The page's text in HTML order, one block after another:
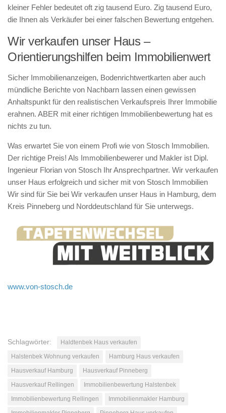
kleiner Fehler bedeutet oft zig tausend Euro. Zig tausend Euro,
die Ihnen als Verkäufer bei einer falschen Bewertung entgehen.
Wir verkaufen unser Haus –
Orientierungshilfen beim Immobilienwert
Sicher Immobilienanzeigen, Bodenrichtwertkarten aber auch
mündliche Berichte von Nachbarn lassen einen gewissen
Anhaltspunkt für den realistischen Verkaufspreis Ihrer Immobilie
erahnen. ABER mit einer richtigen Immobilienbewertung hat es
nichts zu tun.
Was erwartet Sie von einem Profi wie von Stosch Immobilien.
Der richtige Preis! Als Immobilienbewerer und Makler ist Dipl.
Ingenieur Florian von Stosch Ihr Ansprechpartner. Wir verkaufen
unser Haus erfolgreich und sicher mit von Stosch Immobilien
Wir sind für Sie bei Wir verkaufen unser Haus in Hamburg, dem
Kreis Pinneberg und Norddeutschland für Sie unterwegs.
www.von-stosch.de
Schlagwörter:
Haldtenbek Haus verkaufen
Halstenbek Wohnung verkaufen
Hamburg Haus verkaufen
Hausverkauf Hamburg
Hausverkauf Pinneberg
Hausverkauf Rellingen
Immobilienbewertung Halstenbek
Immobilienbewertung Rellingen
Immobilienmakler Hamburg